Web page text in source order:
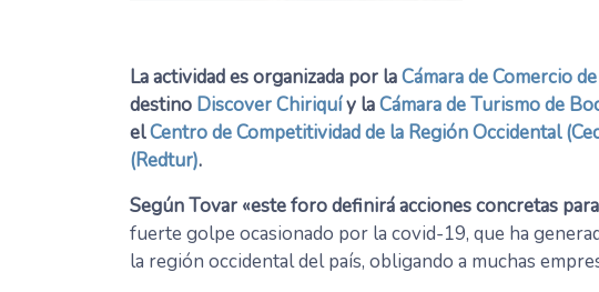
La actividad es organizada por laCámara de Comercio
destino Discover Chiriquíy laCámara de Turismo de
elCentro de Competitividad de la Región Occidental
(Redtur).
Según Tovar «este foro definirá acciones concretas
fuerte golpe ocasionado por la covid-19, que ha
la región occidental del país, obligando a muchas